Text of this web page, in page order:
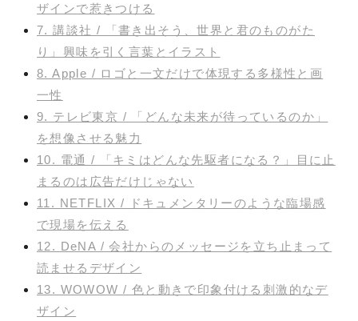
ザインで惹きつける
7. 講談社 / 「書き出そう、世界と君のものがた
り」興味を引く言葉とイラスト
8. Apple / ロゴと一文だけで体現する多様性と画
一性
9. テレビ東京 / 「どんな未来が待っているのか」
を想像させる魅力
10. 電通 / 「キミはどんな先駆者になる？」目に止
まるのは広告だけじゃない
11. NETFLIX / ドキュメンタリーのような臨場感
で現場を伝える
12. DeNA / 会社からのメッセージを立ち止まって
読ませるデザイン
13. WOWOW / 色と動きで印象付ける刺激的なデ
ザイン